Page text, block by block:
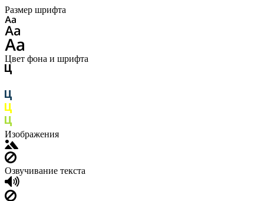
Размер шрифта
Цвет фона и шрифта
Изображения
Озвучивание текста